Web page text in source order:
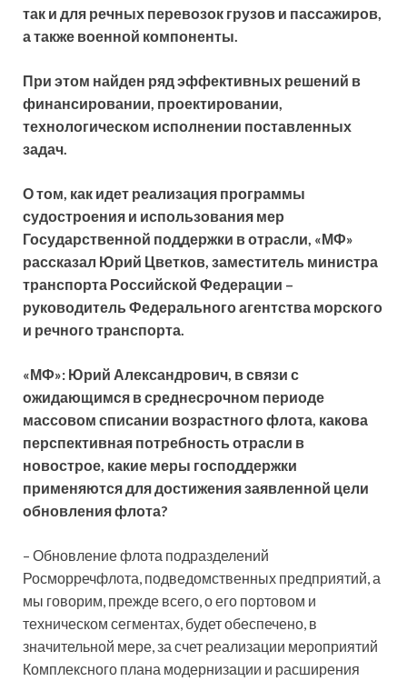
так и для речных перевозок грузов и пассажиров,
а также военной компоненты.
При этом найден ряд эффективных решений в
финансировании, проектировании,
технологическом исполнении поставленных
задач.
О том, как идет реализация программы
судостроения и использования мер
Государственной поддержки в отрасли, «МФ»
рассказал Юрий Цветков, заместитель министра
транспорта Российской Федерации –
руководитель Федерального агентства морского
и речного транспорта.
«МФ»: Юрий Александрович, в связи с
ожидающимся в среднесрочном периоде
массовом списании возрастного флота, какова
перспективная потребность отрасли в
новострое, какие меры господдержки
применяются для достижения заявленной цели
обновления флота?
– Обновление флота подразделений
Росморречфлота, подведомственных предприятий, а
мы говорим, прежде всего, о его портовом и
техническом сегментах, будет обеспечено, в
значительной мере, за счет реализации мероприятий
Комплексного плана модернизации и расширения